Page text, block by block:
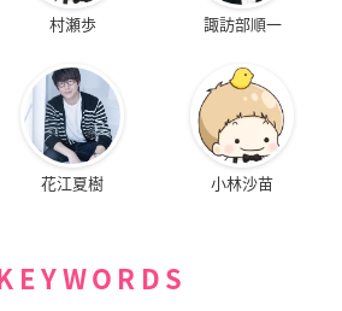
村瀬歩 諏訪部順一
花江夏樹 小林沙苗
KEYWORDS